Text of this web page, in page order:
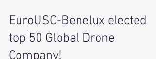
EuroUSC-Benelux elected
top 50 Global Drone